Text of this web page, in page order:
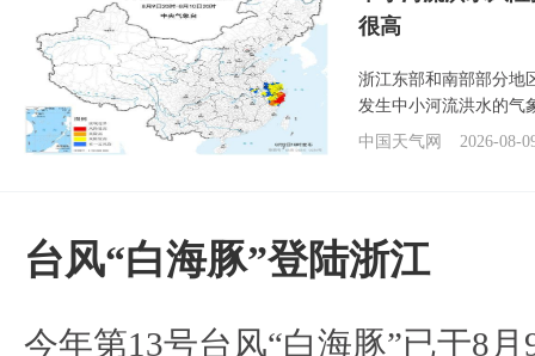
很高
浙江东部和南部部分地
发生中小河流洪水的气
中国天气网
2026-08-
台风“白海豚”登陆浙江
今年第13号台风“白海豚”已于8